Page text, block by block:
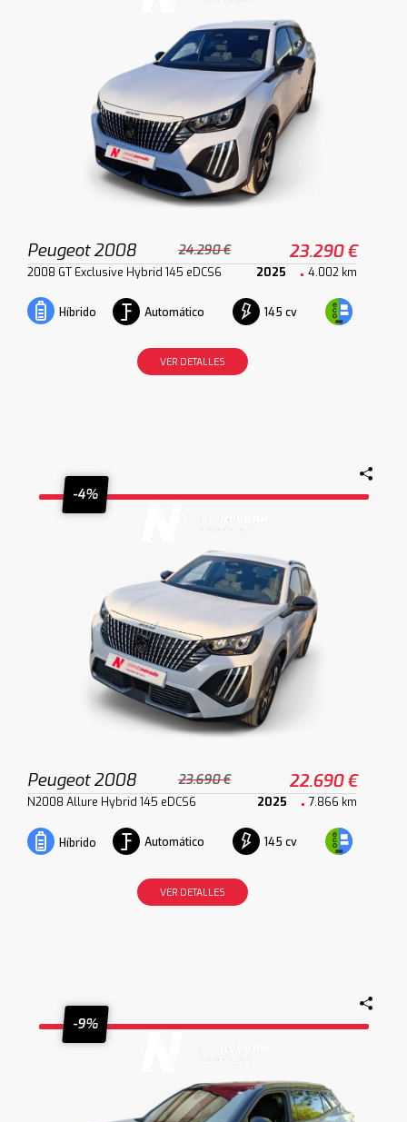
Peugeot 2008 24.290 € 23.290 €
2008 GT Exclusive Hybrid 145 eDCS6 2025 4.002 km
Híbrido Automático 145 cv
VER DETALLES
-4%
Peugeot 2008 23.690 € 22.690 €
N2008 Allure Hybrid 145 eDCS6 2025 7.866 km
Híbrido Automático 145 cv
VER DETALLES
-9%